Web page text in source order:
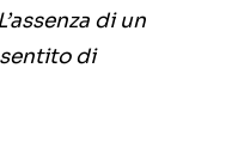
L’assenza di un
di